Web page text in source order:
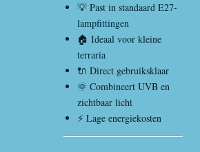
💡 Past in standaard E27-
lampfittingen
🏠 Ideaal voor kleine
terraria
🔌 Direct gebruiksklaar
🌞 Combineert UVB en
zichtbaar licht
⚡ Lage energiekosten